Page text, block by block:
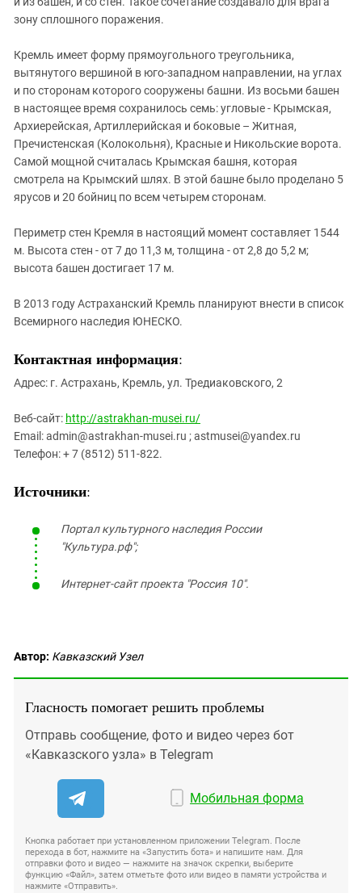
зону сплошного поражения.
Кремль имеет форму прямоугольного треугольника,
вытянутого вершиной в юго-западном направлении, на углах
и по сторонам которого сооружены башни. Из восьми башен
в настоящее время сохранилось семь: угловые - Крымская,
Архиерейская, Артиллерийская и боковые – Житная,
Пречистенская (Колокольня), Красные и Никольские ворота.
Самой мощной считалась Крымская башня, которая
смотрела на Крымский шлях. В этой башне было проделано 5
ярусов и 20 бойниц по всем четырем сторонам.
Периметр стен Кремля в настоящий момент составляет 1544
м. Высота стен -от 7 до 11,3 м, толщина - от 2,8 до 5,2 м;
высота башен достигает 17 м.
В 2013 году Астраханский Кремль планируют внести в список
Всемирного наследия ЮНЕСКО.
Контактная информация:
Адрес: г. Астрахань, Кремль, ул. Тредиаковского, 2
Веб-сайт: http://astrakhan-musei.ru/
Email: admin@astrakhan-musei.ru ; astmusei@yandex.ru
Телефон: + 7 (8512) 511-822.
Источники:
Портал культурного наследия России
"Культура.рф";
Интернет-сайт проекта "Россия 10".
Автор: Кавказский Узел
Гласность помогает решить проблемы
Отправь сообщение, фото и видео через бот
«Кавказского узла» в Telegram
Мобильная форма
Кнопка работает при установленном приложении Telegram. После
перехода в бот, нажмите на «Запустить бота» и напишите нам. Для
отправки фото и видео — нажмите на значок скрепки, выберите
функцию «Файл», затем отметьте фото или видео в памяти устройства и
нажмите «Отправить».